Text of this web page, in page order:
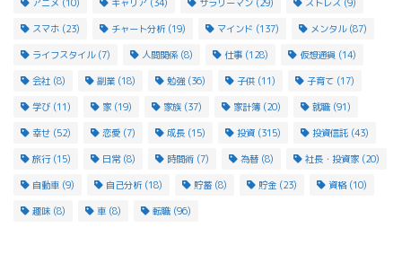
アニメ (10) キャリア (34) サラリーマン (29) ストレス (9)
スマホ (23) チャート分析 (19) マインド (137) メンタル(87)
ライフスタイル(7) 人間関係 (8) 仕事 (128) 仮想通貨 (14)
会社 (8) 副業 (18) 勉強(36) 子供 (11) 子育て (17)
学び (11) 家 (19) 家族 (37) 家計簿 (20) 就職 (91)
幸せ (52) 恋愛 (7) 成長 (15) 投資 (315) 投資信託 (43)
旅行(15) 日常(8) 時間術 (7) 為替 (8) 社長・投資家 (20)
自動車 (9) 自己分析 (18) 貯蓄 (8) 貯金 (23) 資格(10)
趣味 (8) 車 (8) 転職 (96)